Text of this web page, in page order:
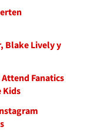
Blake Lively y
Fanatics
Kids